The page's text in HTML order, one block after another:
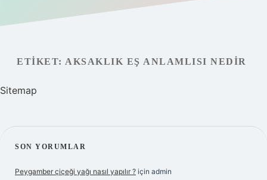
Hakkımızda
ETIKET: AKSAKLIK EŞ ANLAMLISI NEDIR
Sitemap
SIDEBAR
SON YORUMLAR
Peygamber çiçeği yağı nasıl yapılır ? için admin